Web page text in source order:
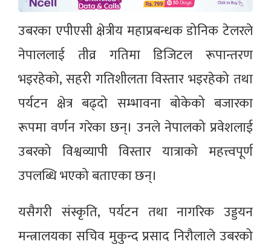
उबरका एपीएसी क्षेत्रीय महाप्रबन्धक डोनिक टेलरले
नेपाललाई तीव्र गतिमा डिजिटल रूपान्तरण
भइरहेको, सहरी गतिशीलता विस्तार भइरहेको तथा
पर्यटन क्षेत्र बढ्दो सम्भावना बोकेको बजारका
रूपमा वर्णन गरेका छन्। उनले नेपालको प्रवेशलाई
उबरको विश्वव्यापी विस्तार यात्राको महत्त्वपूर्ण
उपलब्धि भएको बताएका छन्।
यसैगरी संस्कृति, पर्यटन तथा नागरिक उड्डयन
मन्त्रालयका सचिव मुकुन्द प्रसाद निरौलाले उबरको